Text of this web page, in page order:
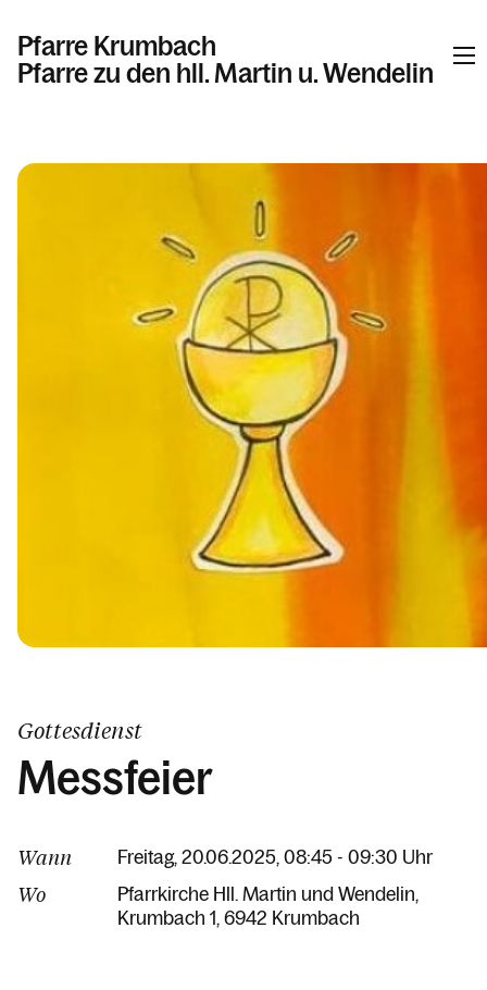
Pfarre Krumbach
Pfarre zu den hll. Martin u. Wendelin
Personen
Gottesdienst
Messfeier
Wann Freitag, 20.06.2025, 08:45 - 09:30 Uhr
Wo
Pfarrkirche Hll. Martin und Wendelin
Krumbach 1 6942 Krumbach